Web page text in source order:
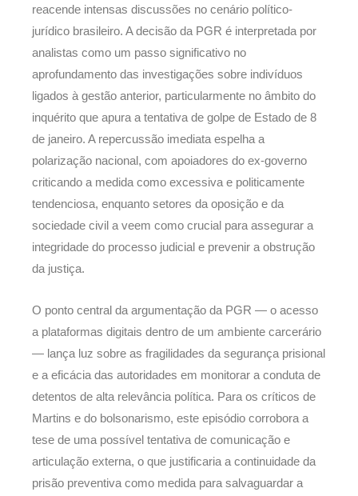
reacende intensas discussões no cenário político-
jurídico brasileiro. A decisão da PGR é interpretada por
analistas como um passo significativo no
aprofundamento das investigações sobre indivíduos
ligados à gestão anterior, particularmente no âmbito do
inquérito que apura a tentativa de golpe de Estado de 8
de janeiro. A repercussão imediata espelha a
polarização nacional, com apoiadores do ex-governo
criticando a medida como excessiva e politicamente
tendenciosa, enquanto setores da oposição e da
sociedade civil a veem como crucial para assegurar a
integridade do processo judicial e prevenir a obstrução
da justiça.
O ponto central da argumentação da PGR — o acesso
a plataformas digitais dentro de um ambiente carcerário
— lança luz sobre as fragilidades da segurança prisional
e a eficácia das autoridades em monitorar a conduta de
detentos de alta relevância política. Para os críticos de
Martins e do bolsonarismo, este episódio corrobora a
tese de uma possível tentativa de comunicação e
articulação externa, o que justificaria a continuidade da
prisão preventiva como medida para salvaguardar a